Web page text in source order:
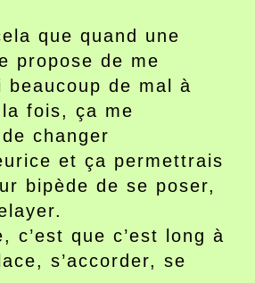
que quand une
propose de me
beaucoup de mal à
fois, ça me
changer
et ça permettrais
bipède de se poser,
c’est que c’est long à
s’accorder, se